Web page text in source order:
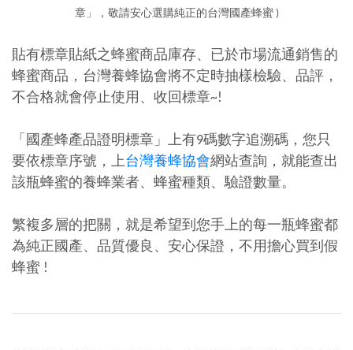
章」，敬請安心選購純正的台灣國產蜂蜜)
貼有標章貼紙之蜂蜜商品庫存、已於市場流通銷售的
蜂蜜商品，台灣養蜂協會將不定時抽樣檢驗、品評，
不合格就會停止使用、收回標章~!
「國產蜂產品證明標章」上有9碼數字追溯碼，您只
要依標章序號，上台灣養蜂協會網站查詢，就能查出
該瓶蜂蜜的養蜂業者、蜂蜜種類、驗證數量。
繁複多層的把關，就是希望到您手上的每一瓶蜂蜜都
為純正國產、品質優良、安心保證，不用擔心買到假
蜂蜜 !